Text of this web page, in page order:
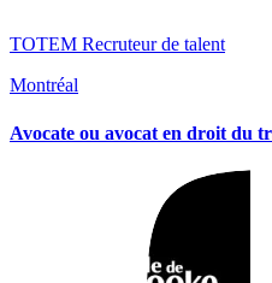
TOTEM Recruteur de talent
Montréal
Avocate ou avocat en droit du